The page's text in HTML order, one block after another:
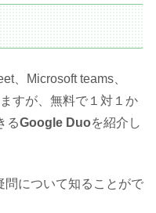
、Microsoft teams、
すが、無料で１対１か
るGoogle Duoを紹介し
問について知ることがで